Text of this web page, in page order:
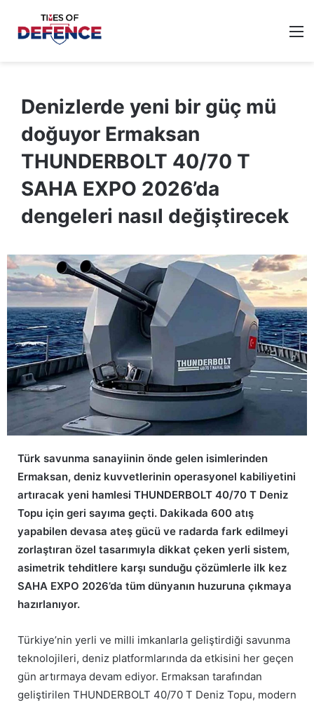
Denizlerde yeni bir güç mü
doğuyor Ermaksan
THUNDERBOLT 40/70 T
SAHA EXPO 2026’da
dengeleri nasıl değiştirecek
Türk savunma sanayiinin önde gelen isimlerinden
Ermaksan, deniz kuvvetlerinin operasyonel kabiliyetini
artıracak yeni hamlesi THUNDERBOLT 40/70 T Deniz
Topu için geri sayıma geçti. Dakikada 600 atış
yapabilen devasa ateş gücü ve radarda fark edilmeyi
zorlaştıran özel tasarımıyla dikkat çeken yerli sistem,
asimetrik tehditlere karşı sunduğu çözümlerle ilk kez
SAHA EXPO 2026’da tüm dünyanın huzuruna çıkmaya
hazırlanıyor.
Türkiye’nin yerli ve milli imkanlarla geliştirdiği savunma
teknolojileri, deniz platformlarında da etkisini her geçen
gün artırmaya devam ediyor. Ermaksan tarafından
geliştirilen THUNDERBOLT 40/70 T Deniz Topu, modern